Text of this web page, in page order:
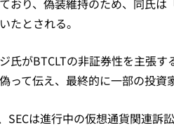
たとされる。
氏がBTCLTの非証券性を主張
って伝え、最終的に一部の投資
SECは進行中の仮想通貨関連訴